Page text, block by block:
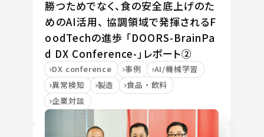
勝つためでなく、食の安全底上げのた
めのAI活用、 協調領域で発揮されるF
oodTechの進歩 「DOORS-BrainPa
d DX Conference-」レポート②
DX conference 事例
AI/機械学習
異常検知
製造
食品・飲料
企業対談